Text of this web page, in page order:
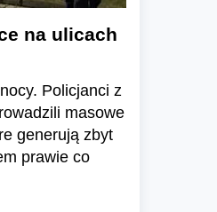
na ulicach
Policjanci z
masowe
generują zbyt
prawie co